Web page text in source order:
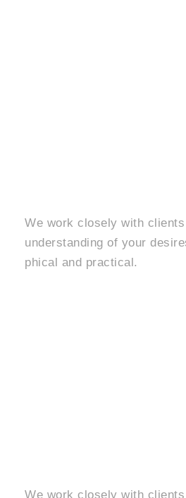
We work closely with
understanding of your
phical and practical.
We work closely with